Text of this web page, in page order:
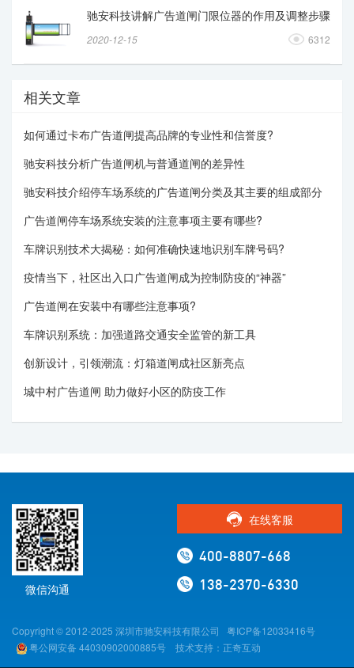
驰安科技讲解广告道闸门限位器的作用及调整步骤
2020-12-15 6312
相关文章
如何通过卡布广告道闸提高品牌的专业性和信誉度?
驰安科技分析广告道闸机与普通道闸的差异性
驰安科技介绍停车场系统的广告道闸分类及其主要的组成部分
广告道闸停车场系统安装的注意事项主要有哪些?
车牌识别技术大揭秘：如何准确快速地识别车牌号码?
疫情当下，社区出入口广告道闸成为控制防疫的“神器”
广告道闸在安装中有哪些注意事项?
车牌识别系统：加强道路交通安全监管的新工具
创新设计，引领潮流：灯箱道闸成社区新亮点
城中村广告道闸 助力做好小区的防疫工作
微信沟通
在线客服
400-8807-668
138-2370-6330
Copyright © 2012-2025 深圳市驰安科技有限公司
粤ICP备12033416号
粤公网安备 44030902000885号
技术支持：正奇互动